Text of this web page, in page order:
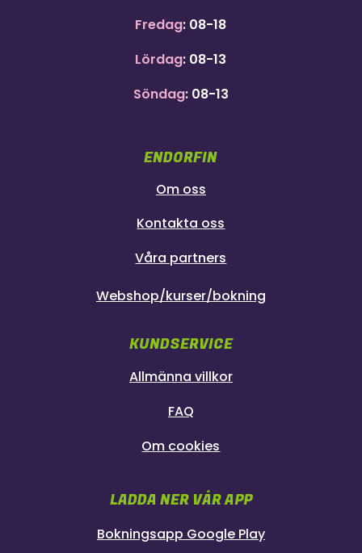
Fredag: 08-18
Lördag: 08-13
Söndag: 08-13
ENDORFIN
Om oss
Kontakta oss
Våra partners
Webshop/kurser/bokning
KUNDSERVICE
Allmänna villkor
FAQ
Om cookies
LADDA NER VÅR APP
Bokningsapp Google Play